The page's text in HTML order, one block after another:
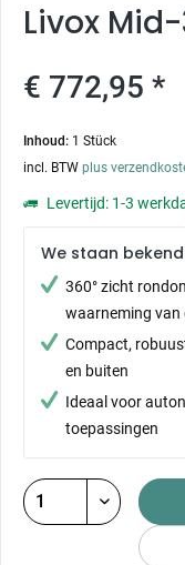
Livox Mid-
€ 772,95 *
Inhoud: 1 Stück
incl. BTW plus
Levertijd: 1-3
We staan
360° zicht
waarneming van
Compact,
en buiten
Ideaal voor
toepassingen